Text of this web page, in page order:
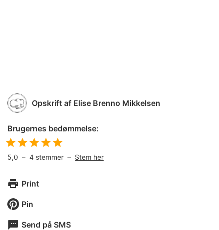
Opskrift af Elise Brenno Mikkelsen
Brugernes bedømmelse:
5,0 – 4 stemmer – Stem her
Print
Pin
Send på SMS